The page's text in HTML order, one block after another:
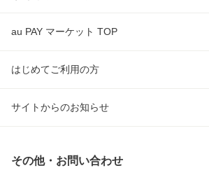
au PAY マーケット TOP
はじめてご利用の方
サイトからのお知らせ
その他・お問い合わせ